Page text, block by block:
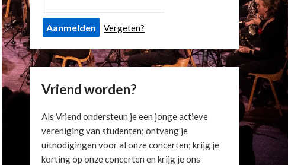
Vergeten?
Vriend worden?
Als Vriend ondersteun je een jonge actieve
vereniging van studenten; ontvang je
uitnodigingen voor al onze concerten; krijg je
korting op onze concerten en krijg je ons